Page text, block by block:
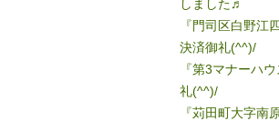
しました♬
『門司区白野江
決済御礼(^^)/
『第3マナーハ
礼(^^)/
『苅田町大字南